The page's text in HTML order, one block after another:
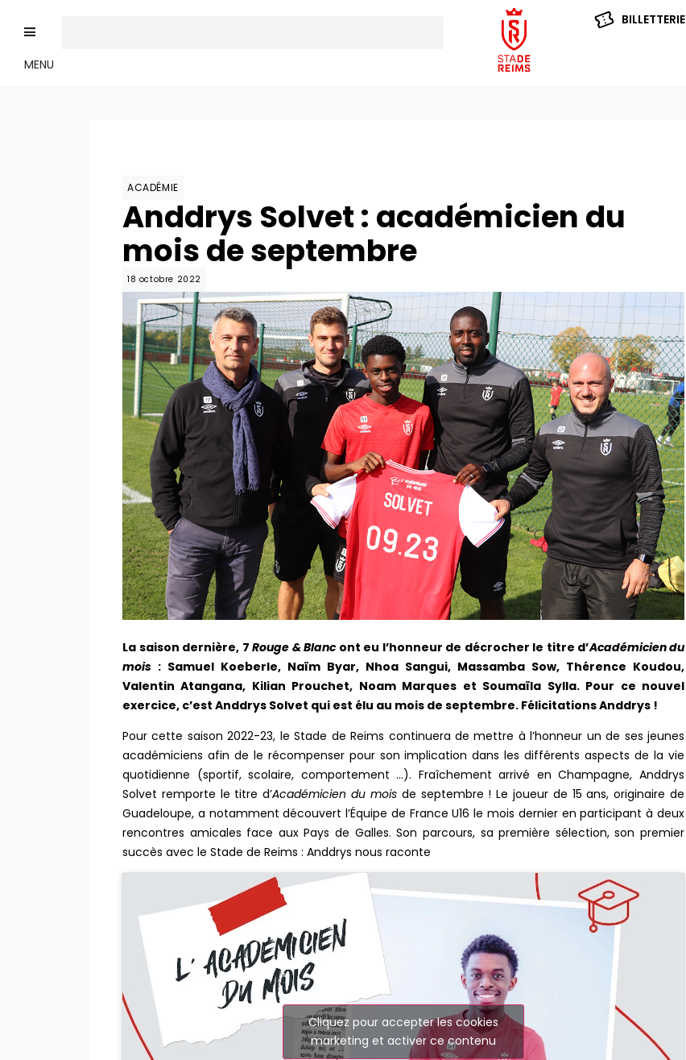
MENU
BILLETTERIE
ACADÉMIE
Anddrys Solvet : académicien du
mois de septembre
18 octobre 2022
La saison dernière, 7Rouge & Blancont eu l’honneur de décrocher le titre d’Académicien du
mois : Samuel Koeberle, Naïm Byar, Nhoa Sangui, Massamba Sow, Thérence Koudou,
Valentin Atangana, Kilian Prouchet, Noam Marques et Soumaïla Sylla. Pour ce nouvel
exercice, c’est Anddrys Solvet qui est élu au mois de septembre. Félicitations Anddrys !
Pour cette saison 2022-23, le Stade de Reims continuera de mettre à l’honneur un de ses jeunes
académiciens afin de le récompenser pour son implication dans les différents aspects de la vie
quotidienne (sportif, scolaire, comportement …). Fraîchement arrivé en Champagne, Anddrys
Solvet remporte le titre d’Académicien du moisde septembre ! Le joueur de 15 ans, originaire de
Guadeloupe, a notamment découvert l’Équipe de France U16 le mois dernier en participant à deux
rencontres amicales face aux Pays de Galles. Son parcours, sa première sélection, son premier
succès avec le Stade de Reims : Anddrys nous raconte
Cliquez pour accepter les cookies
marketing et activer ce contenu